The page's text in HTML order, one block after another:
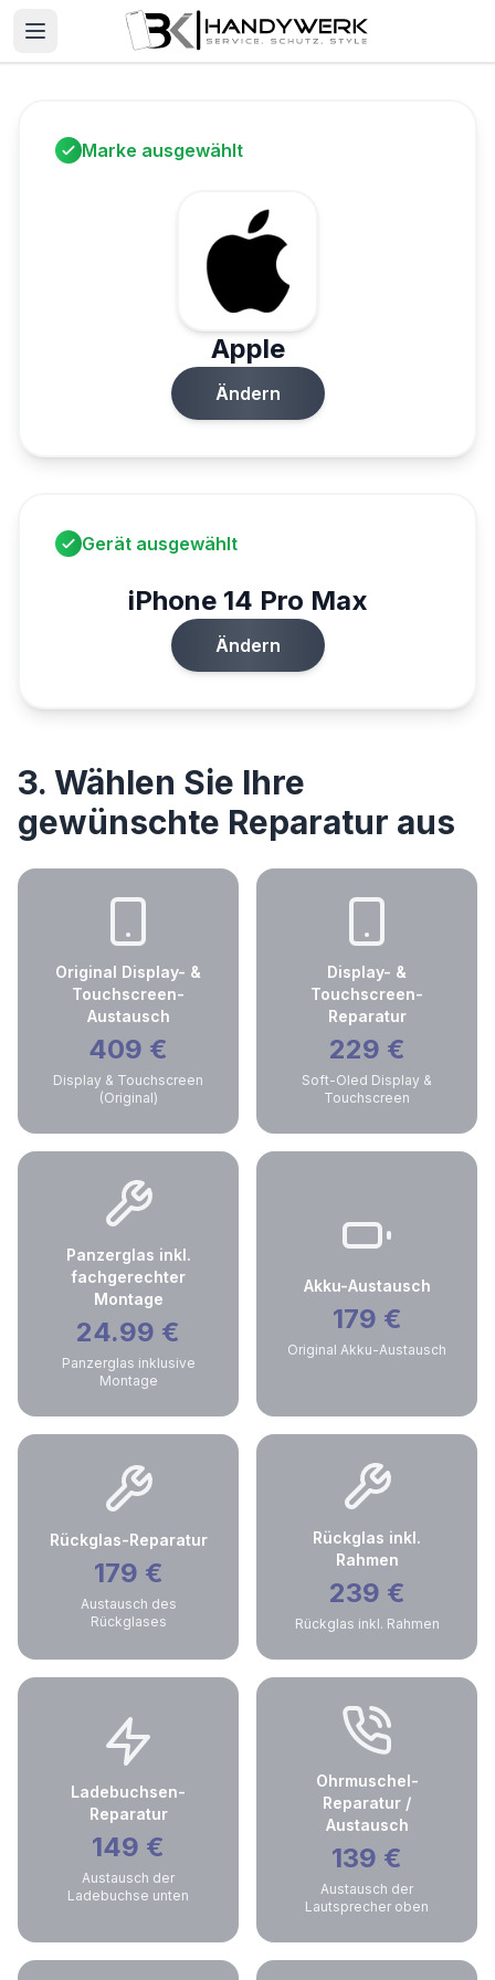
Marke ausgewählt
Apple
Ändern
Gerät ausgewählt
iPhone 14 Pro Max
Ändern
3. Wählen Sie Ihre
gewünschte Reparatur aus
Original Display- &
Touchscreen-
Austausch
409 €
Display & Touchscreen
(Original)
Display- &
Touchscreen-
Reparatur
229 €
Soft-Oled Display &
Touchscreen
Panzerglas inkl.
fachgerechter
Montage
24.99 €
Panzerglas inklusive
Montage
Akku-Austausch
179 €
Original Akku-Austausch
Rückglas-Reparatur
179 €
Austausch des
Rückglases
Rückglas inkl.
Rahmen
239 €
Rückglas inkl. Rahmen
Ladebuchsen-
Reparatur
149 €
Austausch der
Ladebuchse unten
Ohrmuschel-
Reparatur /
Austausch
139 €
Austausch der
Lautsprecher oben